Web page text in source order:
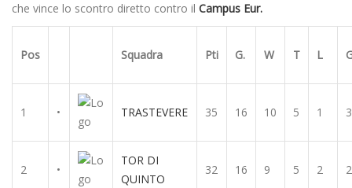
che vince lo scontro diretto contro il Campus Eur.
Pos Squadra Pti G. W T L
1 • TRASTEVERE 35 16 10 5 1
2 •
TOR DI
QUINTO
32 16 9 5 2